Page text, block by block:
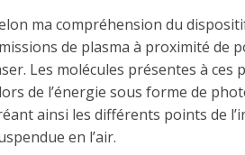
ma compréhension du
de plasma à proximité de
Les molécules présentes à ces
de l’énergie sous forme de
ainsi les différents points de
en l’air.